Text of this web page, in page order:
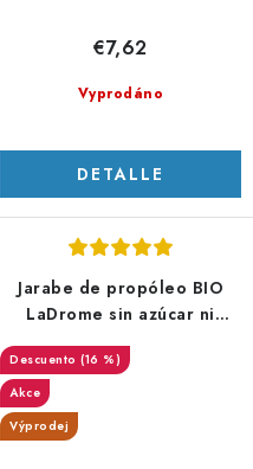
Vyprodáno
€7,62
DETALLE
Jarabe de propóleo BIO
LaDrome sin azúcar ni
gluten 150 ml
(16 %)
Akce
Výprodej